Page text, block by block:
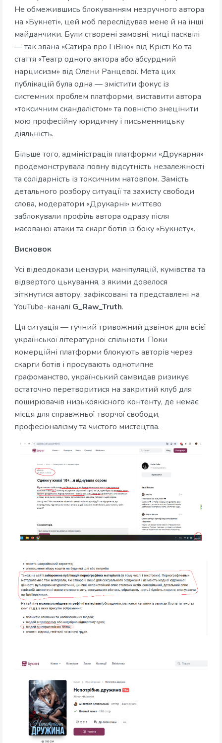
Не обмежившись блокуванням незручного автора
на «Букнеті», цей моб переслідував мене й на інші
майданчики. Були створені замовні, ниці пасквілі
— так звана «Сатира про ГіВно» від Крісті Ко та
стаття «Театр одного актора або абсурдний
нарцисизм» від Олени Ранцевої. Мета цих
публікацій була одна — змістити фокус із
системних проблем платформи, виставити автора
«токсичним скандалістом» та повністю знецінити
мою професійну юридичну і письменницьку
діяльність.
Більше того, адміністрація платформи «Друкарня»
продемонструвала повну відсутність незалежності
та солідарність із токсичним натовпом. Замість
детального розбору ситуації та захисту свободи
слова, модератори «Друкарні» миттєво
заблокували профіль автора одразу після
масованої атаки та скарг ботів із боку «Букнету».
Висновок
Усі відеодокази цензури, маніпуляцій, кумівства та
відвертого цькування, з якими довелося
зіткнутися автору, зафіксовані та представлені на
YouTube-каналі G_Raw_Truth.
Ця ситуація — гучний тривожний дзвінок для всієї
української літературної спільноти. Поки
комерційні платформи блокують авторів через
скарги ботів і просувають однотипне
графоманство, український самвидав ризикує
остаточно перетворитися на закритий клуб для
поширювачів низькоякісного контенту, де немає
місця для справжньої творчої свободи,
професіоналізму та чистого мистецтва.